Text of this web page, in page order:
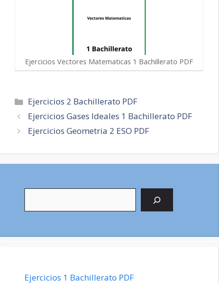
Ejercicios Vectores Matematicas 1 Bachillerato PDF
Categorías
Ejercicios 2 Bachillerato PDF
Navegación
de
entradas
Ejercicios Gases Ideales 1 Bachillerato PDF
Ejercicios Geometria 2 ESO PDF
Ejercicios 1 Bachillerato PDF